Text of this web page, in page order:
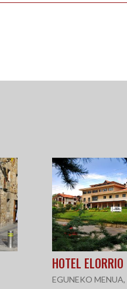
HOTEL ELORRIO
EGUNEKO MENUA,